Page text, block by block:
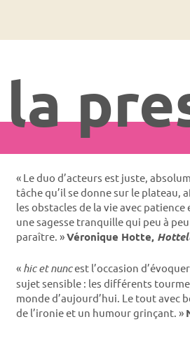
la
« Le duo d’acteurs est juste,
tâche qu’il se donne sur le plateau,
les obstacles de la vie avec
une sagesse tranquille qui peu à peu
paraître. »Véronique Hotte,
« hic et nuncest l’occasion
sujet sensible : les différents
monde d’aujourd’hui. Le tout avec
de l’ironie et un humour grinçant. »